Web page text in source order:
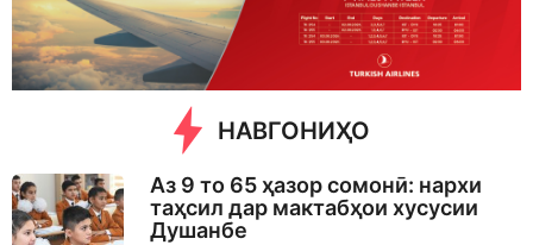
g
o
НАВГОНИҲО
Аз 9 то 65 ҳазор сомонӣ: нархи
таҳсил дар мактабҳои хусусии
Душанбе